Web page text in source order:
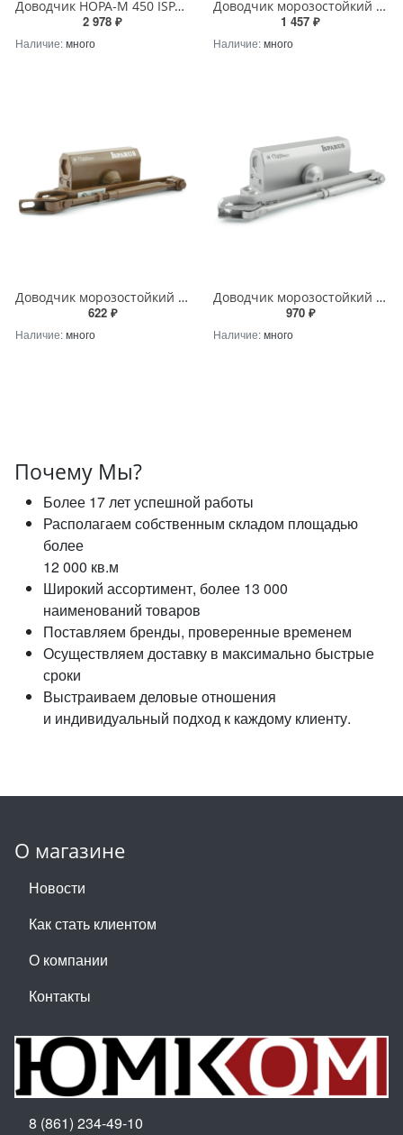
Доводчик НОРА-М 450 ISPARUS (от 120 до 170 кг) (серый) морозостойкий
2 978 ₽
Наличие:много
Доводчик морозостойкий ИСПАРУС ISP 430 (от 50 до 110 кг) серый
1 457 ₽
Наличие:много
Доводчик морозостойкий ИСПАРУС ISP 410 (от 15 до 60 кг) коричневый
622 ₽
Наличие:много
Доводчик морозостойкий ИСПАРУС ISP 440 (от 80 до 140 кг) серебро
970 ₽
Наличие:много
Почему Мы?
Более 17 лет успешной работы
Располагаем собственным складом площадью
более
12 000 кв.м
Широкий ассортимент, более 13 000
наименований товаров
Поставляем бренды, проверенные временем
Осуществляем доставку в максимально быстрые
сроки
Выстраиваем деловые отношения
и индивидуальный подход к каждому клиенту.
О магазине
Новости
Как стать клиентом
О компании
Контакты
8 (861) 234-49-10